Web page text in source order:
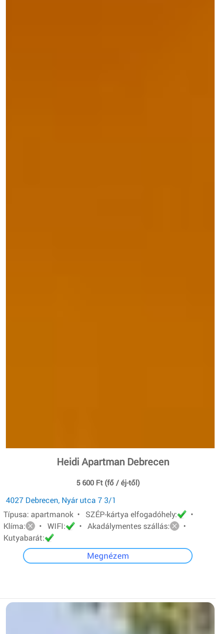
Heidi Apartman Debrecen
5 600 Ft (fő / éj-től)
4027 Debrecen, Nyár utca 7 3/1
Típusa: apartmanok • SZÉP-kártya elfogadóhely:
•
Klíma:
• WIFI: • Akadálymentes szállás:
•
Kutyabarát:
Megnézem